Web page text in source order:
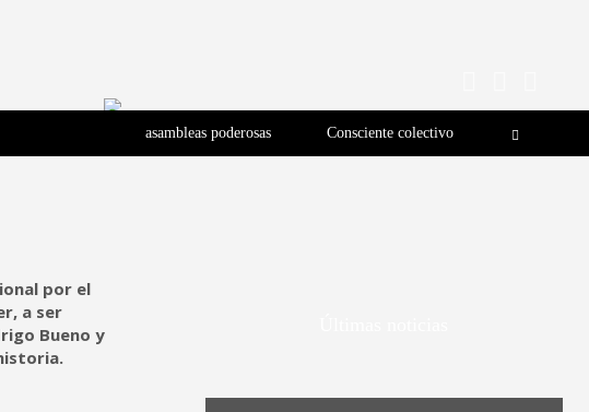
asambleas poderosas Consciente colectivo
por el
a ser
Bueno y